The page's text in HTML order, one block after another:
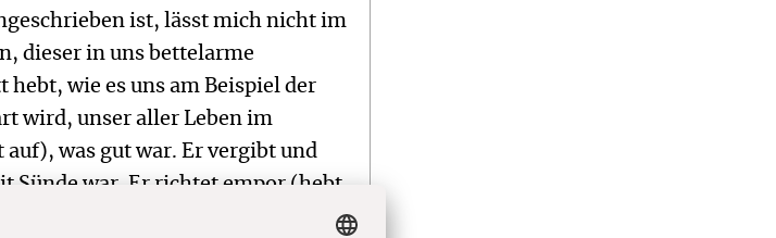
ist, lässt mich nicht im
dieser in uns bettelarme
wie es uns am Beispiel der
wird, unser aller Leben im
was gut war. Er vergibt und
Sünde war. Er richtet empor (hebt
verdunkelt hat. Paulus